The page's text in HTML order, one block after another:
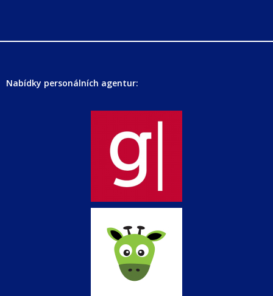
Nabídky personálních agentur: